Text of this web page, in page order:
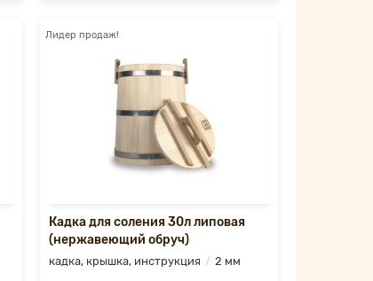
Лидер продаж!
Кадка для соления 30л липовая
(нержавеющий обруч)
кадка, крышка, инструкция 2 мм